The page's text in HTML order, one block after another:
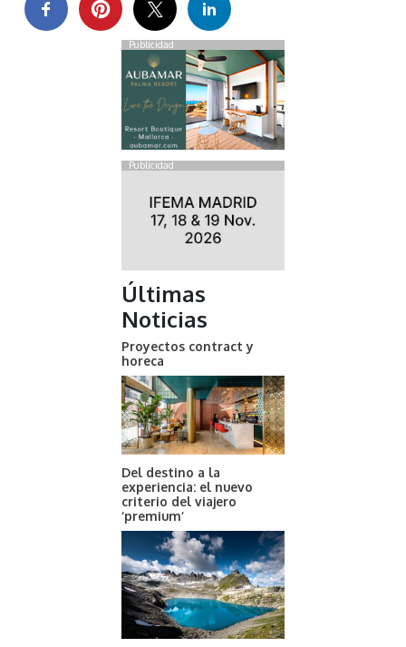
Publicidad
Publicidad
Últimas
Noticias
Proyectos contract y
horeca
Del destino a la
experiencia: el nuevo
criterio del viajero
‘premium’